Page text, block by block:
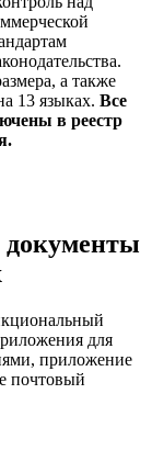
а также
13 языках. Все
в реестр
документы
для
приложение
почтовый